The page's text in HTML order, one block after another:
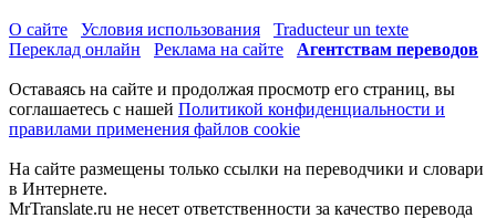
О сайте Условия использования
Traducteur un texte
Переклад онлайн
Реклама на сайте Агентствам переводов
Оставаясь на сайте и продолжая просмотр его страниц, вы
соглашаетесь с нашей Политикой конфиденциальности и
правилами применения файлов cookie
На сайте размещены только ссылки на переводчики и словари
в Интернете.
MrTranslate.ru не несет ответственности за качество перевода